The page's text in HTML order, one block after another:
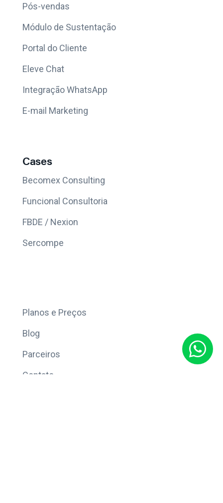
Pós-vendas
Módulo de Sustentação
Portal do Cliente
Eleve Chat
Integração WhatsApp
E-mail Marketing
Cases
Becomex Consulting
Funcional Consultoria
FBDE / Nexion
Sercompe
Planos e Preços
Blog
Parceiros
Contato